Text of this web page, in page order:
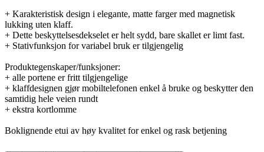
+ Karakteristisk design i elegante, matte farger med magnetisk
lukking uten klaff.
+ Dette beskyttelsesdekselet er helt sydd, bare skallet er limt fast.
+ Stativfunksjon for variabel bruk er tilgjengelig
Produktegenskaper/funksjoner:
+ alle portene er fritt tilgjengelige
+ klaffdesignen gjør mobiltelefonen enkel å bruke og beskytter den
samtidig hele veien rundt
+ ekstra kortlomme
Boklignende etui av høy kvalitet for enkel og rask betjening